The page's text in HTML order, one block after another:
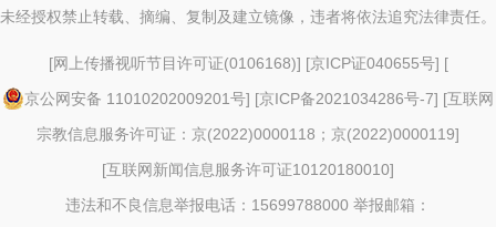
未经授权禁止转载、摘编、复制及建立镜像，违者将依法追究法律责任。
[网上传播视听节目许可证(0106168)] [京ICP证040655号] [
京公网安备 11010202009201号] [京ICP备2021034286号-7] [互联网
宗教信息服务许可证：京(2022)0000118；京(2022)0000119]
[互联网新闻信息服务许可证10120180010]
违法和不良信息举报电话：15699788000 举报邮箱：